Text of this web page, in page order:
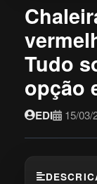
Tudo
opção
EDI 15/03/